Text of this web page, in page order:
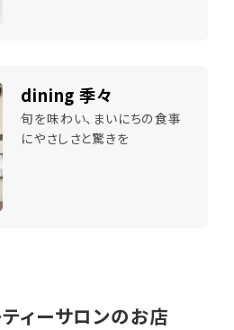
dining 季々
旬を味わい、まいにちの食事
にやさしさと驚きを
ィーサロンのお店